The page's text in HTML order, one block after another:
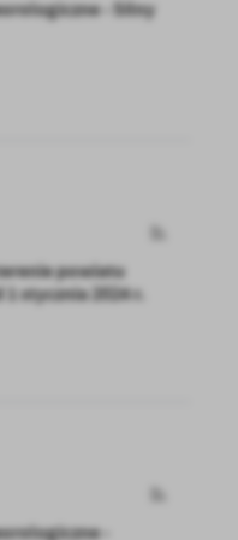
- Silny
powiatu
stycznia 2024 r.
-